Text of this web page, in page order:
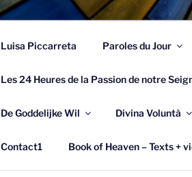
Luisa Piccarreta Paroles du Jour
Les 24 Heures de la Passion de notre
De Goddelijke Wil Divina Voluntà
Contact1 Book of Heaven – Texts +